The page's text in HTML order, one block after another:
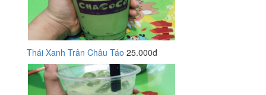
Thái Xanh Trân Châu Táo 25.000đ